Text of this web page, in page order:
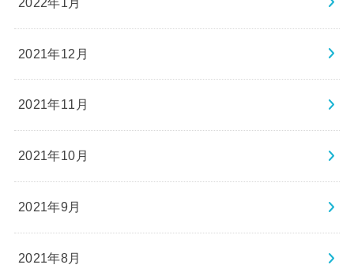
2021年12月
2021年11月
2021年10月
2021年9月
2021年8月